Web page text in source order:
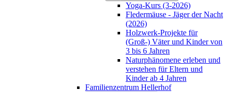
Yoga-Kurs (3-2026)
Fledermäuse - Jäger der Nacht
(2026)
Holzwerk-Projekte für
(Groß-) Väter und Kinder von
3 bis 6 Jahren
Naturphänomene erleben und
verstehen für Eltern und
Kinder ab 4 Jahren
Familienzentrum Hellerhof